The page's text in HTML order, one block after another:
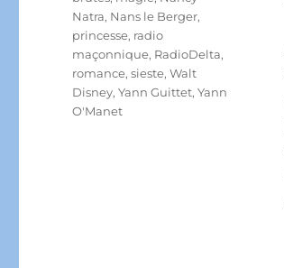
Natra, Nans le Berger,
princesse, radio
maçonnique, RadioDelta,
romance,sieste,Walt
Disney,Yann Guittet,Yann
O'Manet